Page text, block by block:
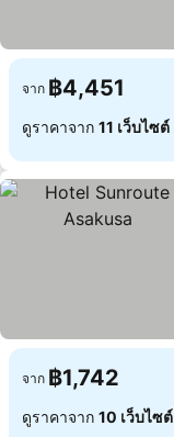
จาก ฿4,451
ดูราคาจาก 11 เว็บไซต์
จาก ฿1,742
ดูราคาจาก 10 เว็บไซต์